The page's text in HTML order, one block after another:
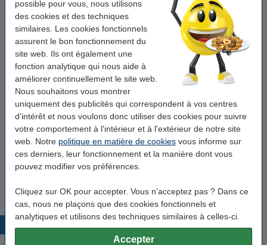
possible pour vous, nous utilisons
des cookies et des techniques
similaires. Les cookies fonctionnels
assurent le bon fonctionnement du
site web. Ils ont également une
fonction analytique qui nous aide à
améliorer continuellement le site web.
Nous souhaitons vous montrer
uniquement des publicités qui correspondent à vos centres
d'intérêt et nous voulons donc utiliser des cookies pour suivre
votre comportement à l'intérieur et à l'extérieur de notre site
web. Notre politique en matière de cookies vous informe sur
ces derniers, leur fonctionnement et la manière dont vous
pouvez modifier vos préférences.
Cliquez sur OK pour accepter. Vous n’acceptez pas ? Dans ce
cas, nous ne plaçons que des cookies fonctionnels et
analytiques et utilisons des techniques similaires à celles-ci.
Accepter
Offre : 3x 123encre classeur chevalet vierge
50,8 x 58,4 cm (20 feuilles)
52,50 €
Offre : 123encre jeu de marqueurs pour
chevalet (ogive 1 - 3 mm) - noir/rouge/bleu/vert
5,50 €
123encre notes repositionnables multipack 76
x 76 mm - assortiment
6,50 €
Labels environnementaux et de qualité